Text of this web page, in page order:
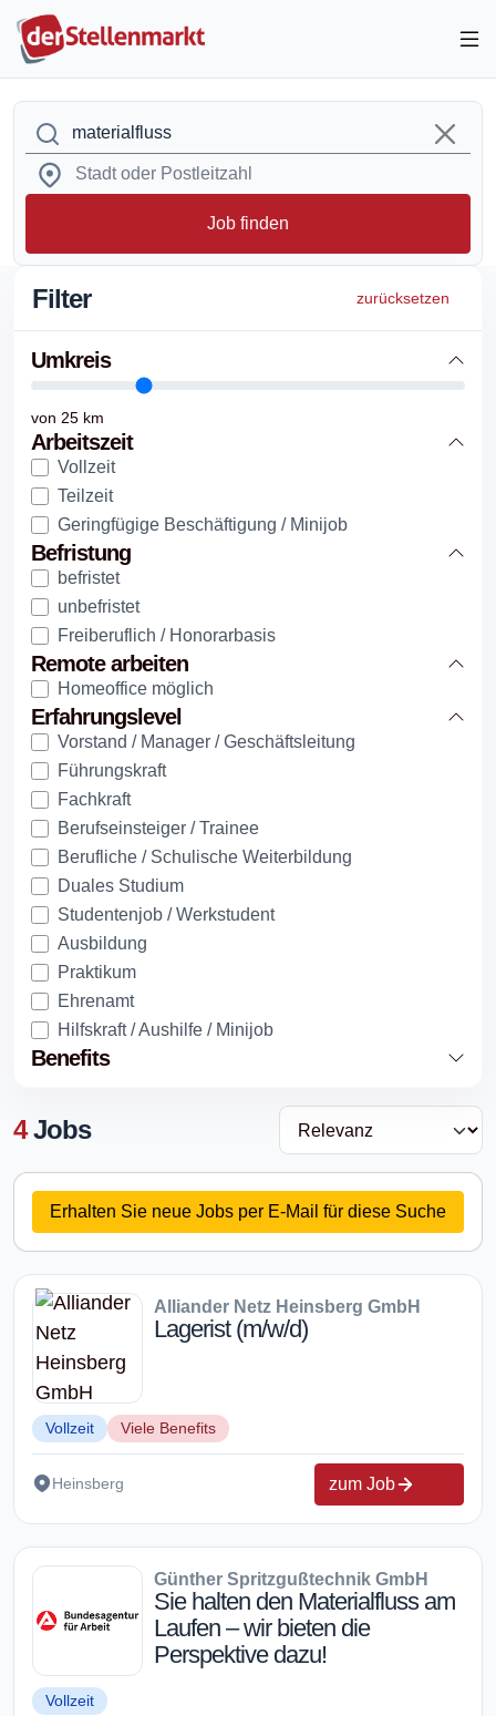
Job finden
Filter zurücksetzen
Umkreis
von 25 km
Arbeitszeit
Vollzeit
Teilzeit
Geringfügige Beschäftigung / Minijob
Befristung
befristet
unbefristet
Freiberuflich / Honorarbasis
Remote arbeiten
Homeoffice möglich
Erfahrungslevel
Vorstand / Manager / Geschäftsleitung
Führungskraft
Fachkraft
Berufseinsteiger / Trainee
Berufliche / Schulische Weiterbildung
Duales Studium
Studentenjob / Werkstudent
Ausbildung
Praktikum
Ehrenamt
Hilfskraft / Aushilfe / Minijob
Benefits
4Jobs
Erhalten Sie neue Jobs per E-Mail für diese Suche
Alliander Netz Heinsberg GmbH
Lagerist (m/w/d)
Vollzeit Viele Benefits
Heinsberg zum Job
Günther Spritzgußtechnik GmbH
Sie halten den Materialfluss am
Laufen – wir bieten die
Perspektive dazu!
Vollzeit